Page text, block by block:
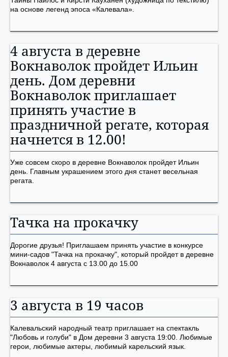
на основе легенд эпоса «Калевала».
4 августа в деревне
Вокнаволок пройдет Ильин
день. Дом деревни
Вокнаволок приглашает
принять участие в
праздничной регате, которая
начнется в 12.00!
Уже совсем скоро в деревне Вокнаволок пройдет Ильин
день. Главным украшением этого дня станет весельная
регата.
Тачка на прокачку
Дорогие друзья! Приглашаем принять участие в конкурсе
мини-садов "Тачка на прокачку", который пройдет в деревне
Вокнаволок 4 августа с 13.00 до 15.00
3 августа в 19 часов
Калевальский народный театр приглашает на спектакль
"Любовь и голуби" в Дом деревни 3 августа 19:00. Любимые
герои, любимые актеры, любимый карельский язык.